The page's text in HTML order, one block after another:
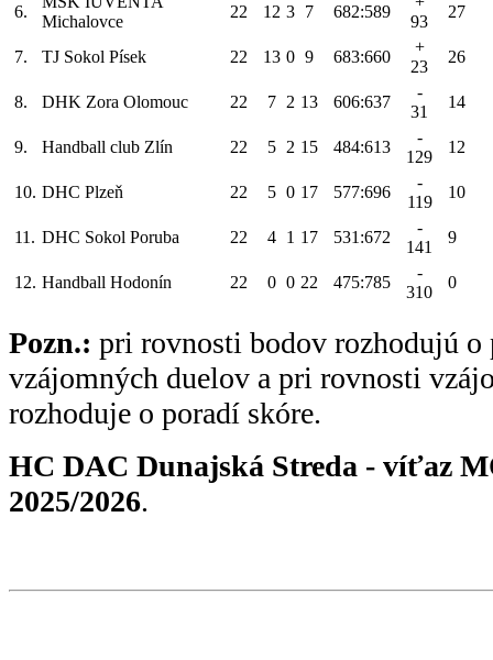
6.
Michalovce
22 12 3 7 682:589
93
27
7. TJ Sokol Písek 22 13 0 9 683:660
+
23
26
8. DHK Zora Olomouc 22 7 2 13 606:637
-
31
14
9. Handball club Zlín 22 5 2 15 484:613
-
129
12
10. DHC Plzeň 22 5 0 17 577:696
-
119
10
11. DHC Sokol Poruba 22 4 1 17 531:672
-
141
9
12. Handball Hodonín 22 0 0 22 475:785
-
310
0
Pozn.: pri rovnosti bodov rozhodujú o
vzájomných duelov a pri rovnosti
rozhoduje o poradí skóre.
HC DAC Dunajská Streda - víťaz
2025/2026.